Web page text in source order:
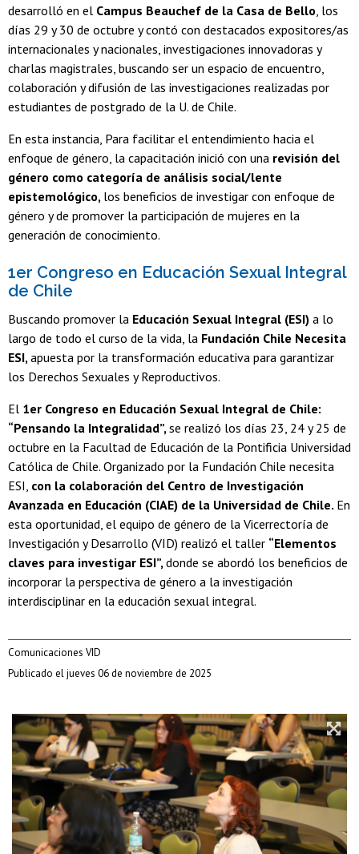
desarrolló en el Campus Beauchef de la Casa de Bello , los
días 29 y 30 de octubre y contó con destacados expositores/as
internacionales y nacionales, investigaciones innovadoras y
charlas magistrales, buscando ser un espacio de encuentro,
colaboración y difusión de las investigaciones realizadas por
estudiantes de postgrado de la U. de Chile.
En esta instancia, Para facilitar el entendimiento hacia el
enfoque de género, la capacitación inició con una revisión del
género como categoría de análisis social/lente
epistemológico, los beneficios de investigar con enfoque de
género y de promover la participación de mujeres en la
generación de conocimiento.
1er Congreso en Educación Sexual Integral
de Chile
Buscando promover la Educación Sexual Integral (ESI) a lo
largo de todo el curso de la vida, la Fundación Chile Necesita
ESI,apuesta por la transformación educativa para garantizar
los Derechos Sexuales y Reproductivos.
​El 1er Congreso en Educación Sexual Integral de Chile:
“Pensando la Integralidad”,se realizó los días 23, 24 y 25 de
octubre en la Facultad de Educación de la Pontificia Universidad
Católica de Chile. Organizado por la Fundación Chile necesita
ESI, con la colaboración del Centro de Investigación
Avanzada en Educación (CIAE) de la Universidad de Chile. En
esta oportunidad, el equipo de género de la Vicerrectoría de
Investigación y Desarrollo (VID) realizó el taller “Elementos
claves para investigar ESI”,donde se abordó los beneficios de
incorporar la perspectiva de género a la investigación
interdisciplinar en la educación sexual integral.
Comunicaciones VID
Publicado el jueves 06 de noviembre de 2025